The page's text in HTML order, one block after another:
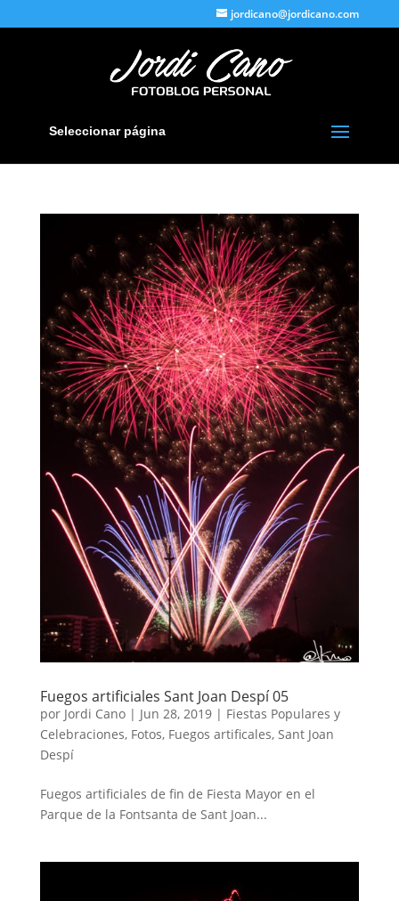
jordicano@jordicano.com
Seleccionar página
Fuegos artificiales Sant Joan Despí 05
por Jordi Cano| Jun 28, 2019| Fiestas Populares y
Celebraciones, Fotos, Fuegos artificales, Sant Joan
Despí
Fuegos artificiales de fin de Fiesta Mayor en el
Parque de la Fontsanta de Sant Joan...